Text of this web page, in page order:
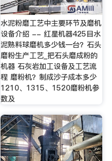
水泥粉磨工艺中主要环节及磨机
设备介绍 -- 红星机器425目水
泥熟料球磨机多少钱一台？石头
磨粉生产工艺_把石头磨成粉的
机器 石灰岩加工设备及工艺流
程 磨粉机？制成沙子成本多少
1210、1315、1520磨粉机参
数及